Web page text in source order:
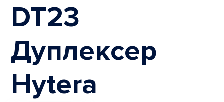
DT23
Дуплексер
Hytera